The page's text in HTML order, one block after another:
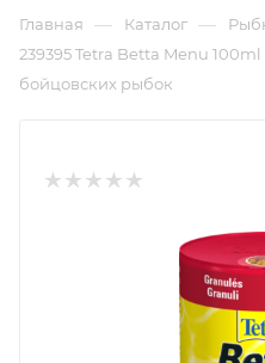
Главная — Каталог —
239395 Tetra Betta Menu
бойцовских рыбок